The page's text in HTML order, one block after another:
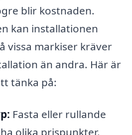
blir kostnaden.
kan installationen
vissa markiser kräver
än andra. Här är
tänka på:
Fasta eller rullande
olika prispunkter.